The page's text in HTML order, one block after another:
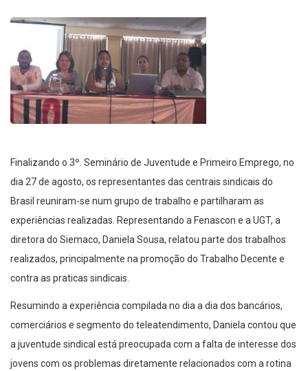
Finalizando o 3º. Seminário de Juventude e Primeiro Emprego, no
dia 27 de agosto, os representantes das centrais sindicais do
Brasil reuniram-se num grupo de trabalho e partilharam as
experiências realizadas. Representando a Fenascon e a UGT, a
diretora do Siemaco, Daniela Sousa, relatou parte dos trabalhos
realizados, principalmente na promoção do Trabalho Decente e
contra as praticas sindicais.
Resumindo a experiência compilada no dia a dia dos bancários,
comerciários e segmento do teleatendimento, Daniela contou que
a juventude sindical está preocupada com a falta de interesse dos
jovens com os problemas diretamente relacionados com a rotina